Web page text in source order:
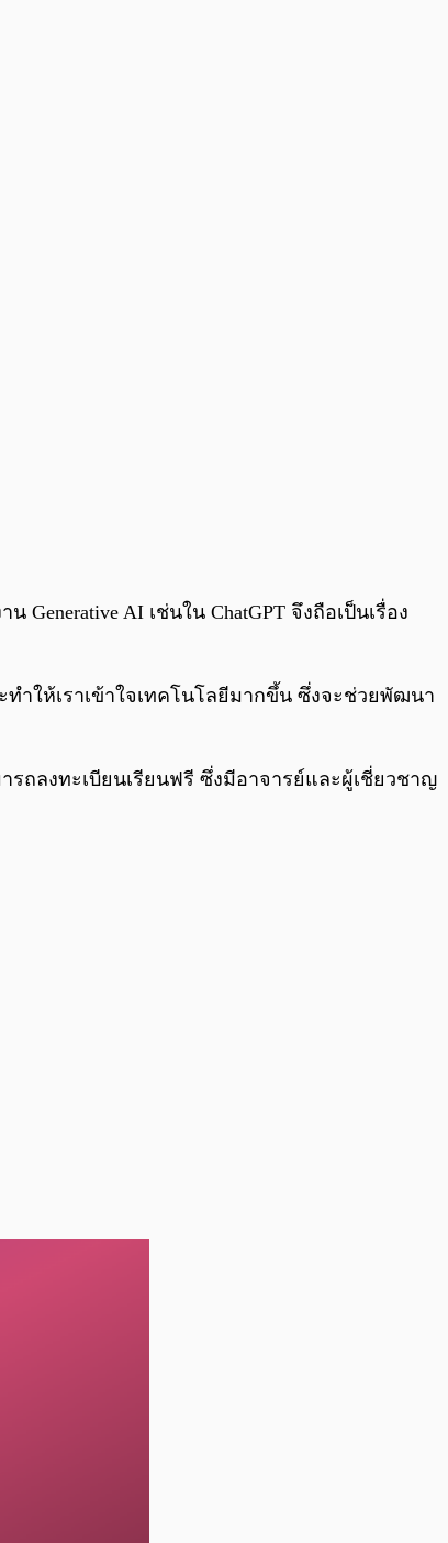
0:00/ 0:00
AI เช่นใน ChatGPT จึงถือเป็นเรื่อง
ทำให้เราเข้าใจเทคโนโลยีมากขึ้น ซึ่งจะช่วยพัฒนา
รถลงทะเบียนเรียนฟรี ซึ่งมีอาจารย์และผู้เชี่ยวชาญ